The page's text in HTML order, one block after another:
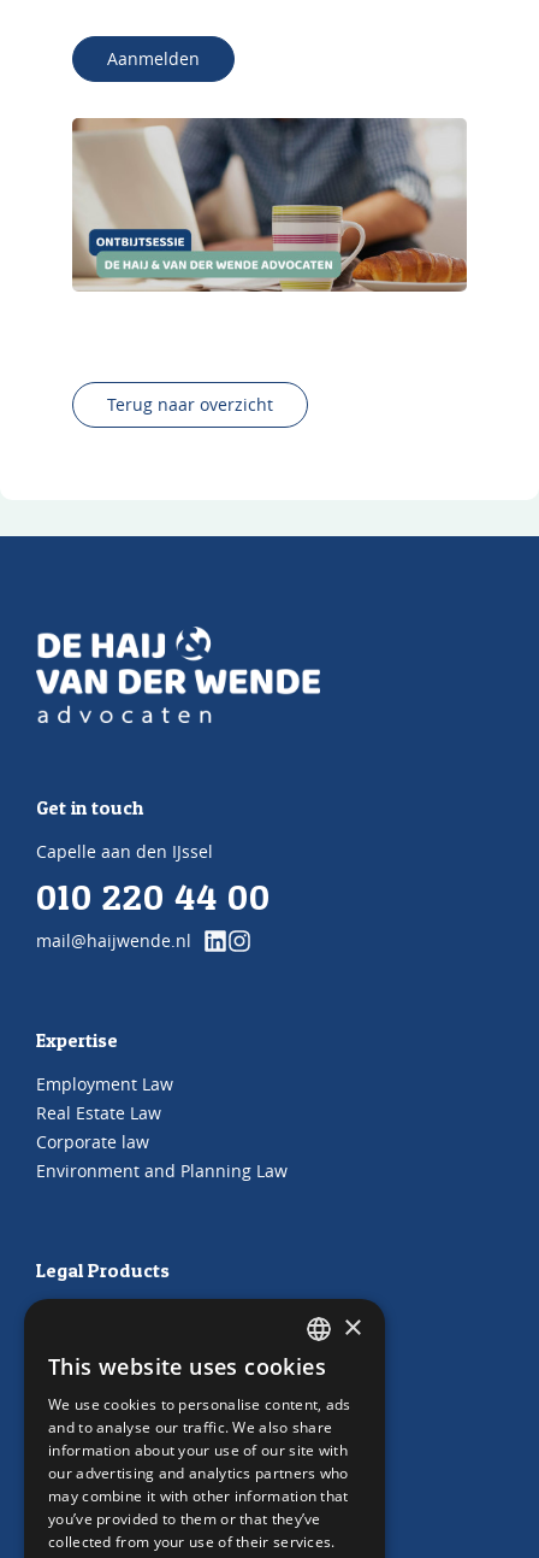
Aanmelden
Terug naar overzicht
Get in touch
Capelle aan den IJssel
010 220 44 00
mail@haijwende.nl
Expertise
Employment Law
Real Estate Law
Corporate law
Environment and Planning Law
Legal Products
"Working from home" Contract
"Working from home" Contract
Our Office
Team
DUTCH
ENGLISH
×
This website uses cookies
We use cookies to personalise content, ads
and to analyse our traffic. We also share
information about your use of our site with
our advertising and analytics partners who
may combine it with other information that
you’ve provided to them or that they’ve
collected from your use of their services.